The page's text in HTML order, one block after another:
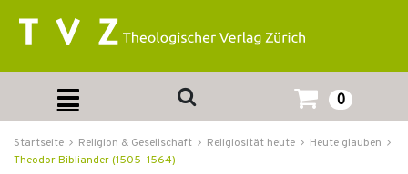
0
Startseite Religion & Gesellschaft Religiosität heute
Heute glauben
Theodor Bibliander (1505–1564)